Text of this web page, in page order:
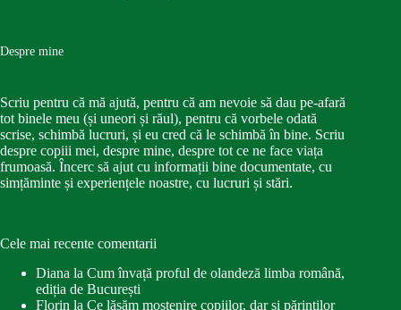
Despre mine
Scriu pentru că mă ajută, pentru că am nevoie să dau pe-afară
tot binele meu (și uneori și răul), pentru că vorbele odată
scrise, schimbă lucruri, și eu cred că le schimbă în bine. Scriu
despre copiii mei, despre mine, despre tot ce ne face viața
frumoasă. Încerc să ajut cu informații bine documentate, cu
simțăminte și experiențele noastre, cu lucruri și stări.
Cele mai recente comentarii
Diana la Cum învață proful de olandeză limba română,
ediția de București
Florin la Ce lăsăm moștenire copiilor, dar și părinților